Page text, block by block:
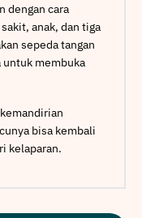
dengan cara
anak, dan tiga
sepeda tangan
untuk membuka
bisa kembali
kelaparan.